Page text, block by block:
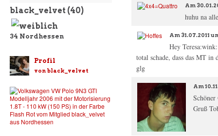
black_velvet (40)
34 Nordhessen
Profil
von black_velvet
Am
huhu na
Am 31.07.2011
Hey
total schade, dass das MT in
glg
Am
Gruß